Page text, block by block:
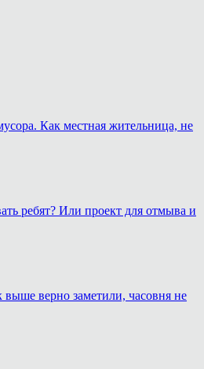
Как местная жительница, не
ребят? Или проект для отмыва и
выше верно заметили, часовня не